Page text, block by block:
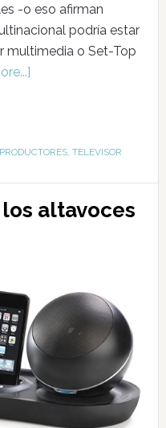
-o eso afirman
podría estar
multimedia o Set-Top
, TELEVISOR
altavoces